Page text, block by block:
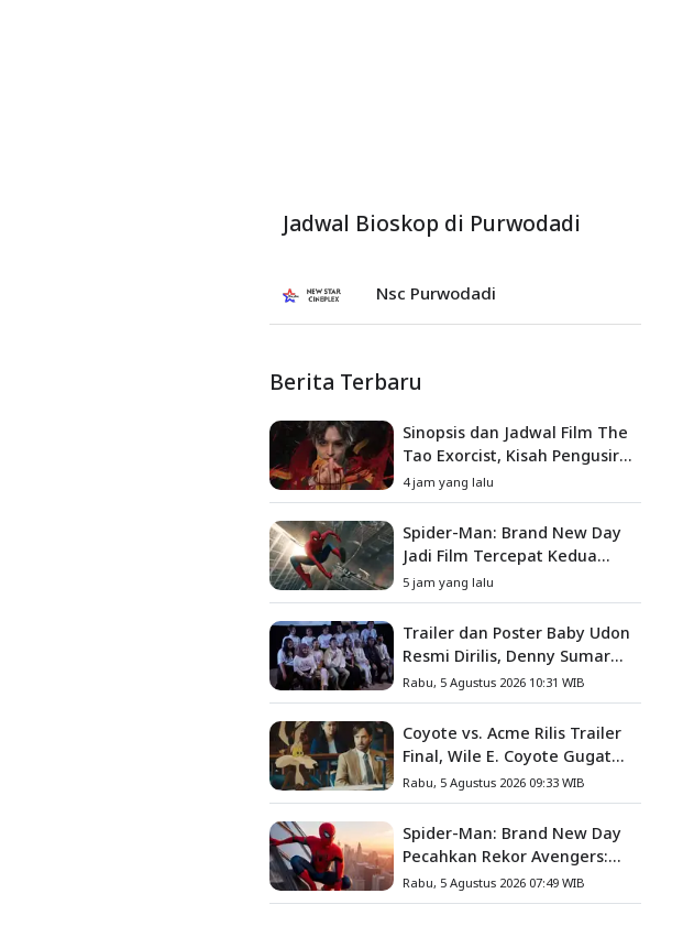
Jadwal Bioskop di Purwodadi
Nsc Purwodadi
Berita Terbaru
Sinopsis dan Jadwal Film The
Tao Exorcist, Kisah Pengusir
Setan Melawan Kutukan
Mematikan
4 jam yang lalu
Spider-Man: Brand New Day
Jadi Film Tercepat Kedua
yang Berhasil Tembus US$1
Miliar
5 jam yang lalu
Trailer dan Poster Baby Udon
Resmi Dirilis, Denny Sumargo
Angkat Kisah Nyata Fanny
Kondoh
Rabu, 5 Agustus 2026 10:31 WIB
Coyote vs. Acme Rilis Trailer
Final, Wile E. Coyote Gugat
Acme Corporation ke
Pengadilan
Rabu, 5 Agustus 2026 09:33 WIB
Spider-Man: Brand New Day
Pecahkan Rekor Avengers:
Endgame, Cetak Debut Box
Office Terbesar Sepanjang
Rabu, 5 Agustus 2026 07:49 WIB